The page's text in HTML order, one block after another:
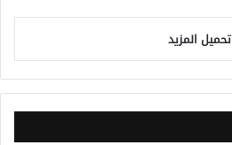
تحميل المزيد